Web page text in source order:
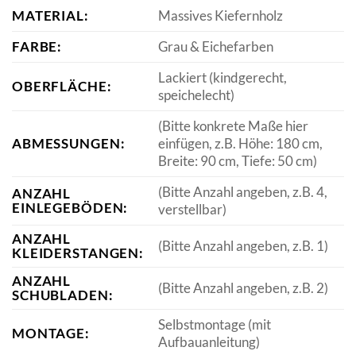
MATERIAL:
Massives Kiefernholz
FARBE:
Grau & Eichefarben
OBERFLÄCHE:
Lackiert (kindgerecht,
speichelecht)
ABMESSUNGEN:
(Bitte konkrete Maße hier
einfügen, z.B. Höhe: 180 cm,
Breite: 90 cm, Tiefe: 50 cm)
ANZAHL
EINLEGEBÖDEN:
(Bitte Anzahl angeben, z.B. 4,
verstellbar)
ANZAHL
KLEIDERSTANGEN:
(Bitte Anzahl angeben, z.B. 1)
ANZAHL
SCHUBLADEN:
(Bitte Anzahl angeben, z.B. 2)
MONTAGE:
Selbstmontage (mit
Aufbauanleitung)